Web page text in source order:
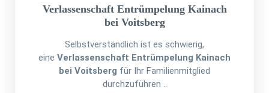
Verlassenschaft Entrümpelung Kainach
bei Voitsberg
Selbstverständlich ist es schwierig,
eine Verlassenschaft Entrümpelung Kainach
bei Voitsberg für Ihr Familienmitglied
durchzuführen ..